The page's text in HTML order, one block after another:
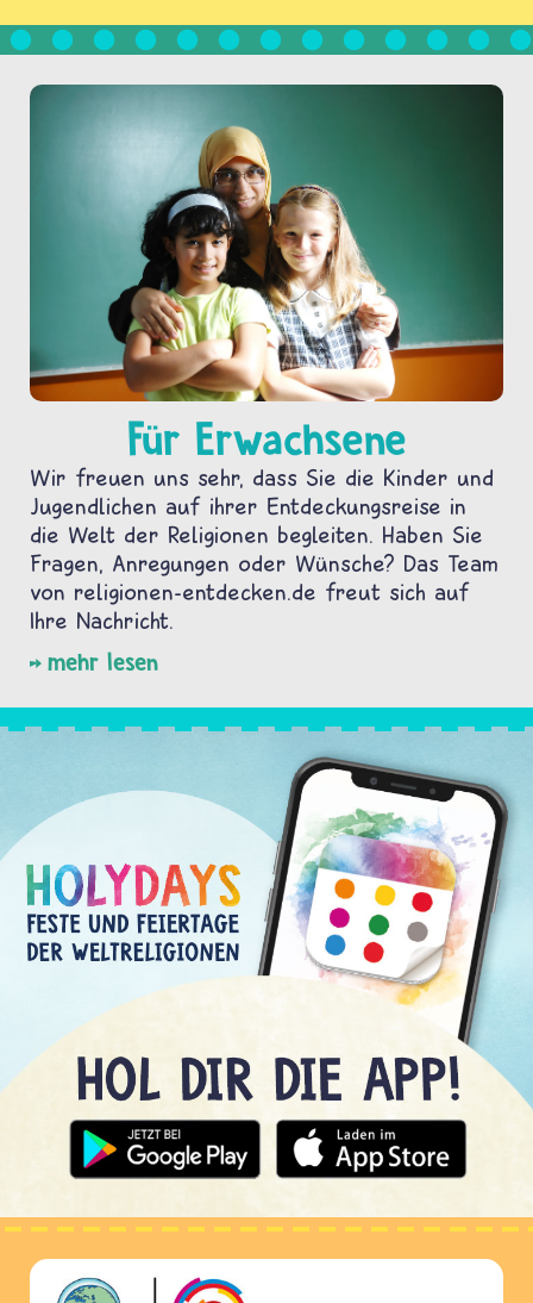
Für Erwachsene
Wir freuen uns sehr, dass Sie die Kinder und
Jugendlichen auf ihrer Entdeckungsreise in
die Welt der Religionen begleiten. Haben Sie
Fragen, Anregungen oder Wünsche? Das Team
von religionen-entdecken.de freut sich auf
Ihre Nachricht.
mehr lesen